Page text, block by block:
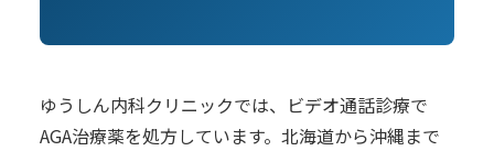
ゆうしん内科クリニックでは、ビデオ通話診療で
AGA治療薬を処方しています。北海道から沖縄まで